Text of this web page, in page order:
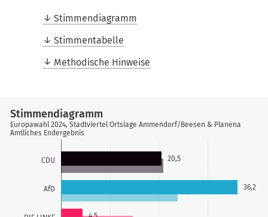
Stimmendiagramm
Stimmentabelle
Methodische Hinweise
CDU
AfD
20,5
36,2
Stimmendiagramm
Europawahl 2024, Stadtviertel Ortslage Ammendorf/Beesen & Planena
Amtliches Endergebnis